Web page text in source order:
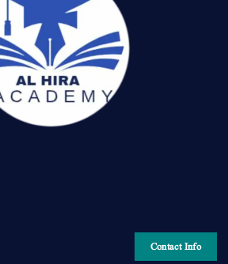
Contact Info